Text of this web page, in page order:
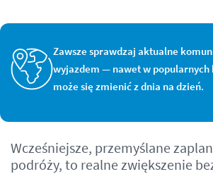
Zawsze sprawdzaj aktualne
wyjazdem — nawet w popularnych
może się zmienić z dnia na dzień.
Wcześniejsze, przemyślane
podróży, to realne zwiększenie